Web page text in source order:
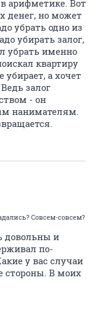
арифметике. Вот
денег, но может
убрать одно из
убирать залог,
убрать именно
квартиру
убирает, а хочет
залог
- он
нанимателям.
Совсем-совсем?
довольны и
по-
у вас случаи
стороны. В моих